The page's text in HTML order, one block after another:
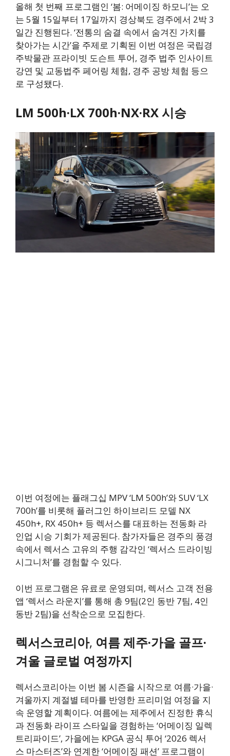
올해 첫 번째 프로그램인 ‘봄: 어메이징 하모니’는 오
는 5월 15일부터 17일까지 경상북도 경주에서 2박 3
일간 진행된다. ‘전통의 숨결 속에서 숨겨진 가치를
찾아가는 시간’을 주제로 기획된 이번 여정은 국립경
주박물관 프라이빗 도슨트 투어, 경주 법주 인사이트
강연 및 교동법주 페어링 체험, 경주 공방 체험 등으
로 구성됐다.
LM 500h·LX 700h·NX·RX 시승
이번 여정에는 플래그십 MPV ‘LM 500h’와 SUV ‘LX
700h’를 비롯해 플러그인 하이브리드 모델 NX
450h+, RX 450h+ 등 렉서스를 대표하는 전동화 라
인업 시승 기회가 제공된다. 참가자들은 경주의 풍경
속에서 렉서스 고유의 주행 감각인 ‘렉서스 드라이빙
시그니처’를 경험할 수 있다.
이번 프로그램은 유료로 운영되며, 렉서스 고객 전용
앱 ‘렉서스 라운지’를 통해 총 9팀(2인 동반 7팀, 4인
동반 2팀)을 선착순으로 모집한다.
렉서스코리아, 여름 제주·가을 골프·
겨울 글로벌 여정까지
렉서스코리아는 이번 봄 시즌을 시작으로 여름·가을·
겨울까지 계절별 테마를 반영한 프리미엄 여정을 지
속 운영할 계획이다. 여름에는 제주에서 진정한 휴식
과 전동화 라이프 스타일을 경험하는 ‘어메이징 일렉
트리파이드’, 가을에는 KPGA 공식 투어 ‘2026 렉서
스 마스터즈’와 연계한 ‘어메이징 패션’ 프로그램이